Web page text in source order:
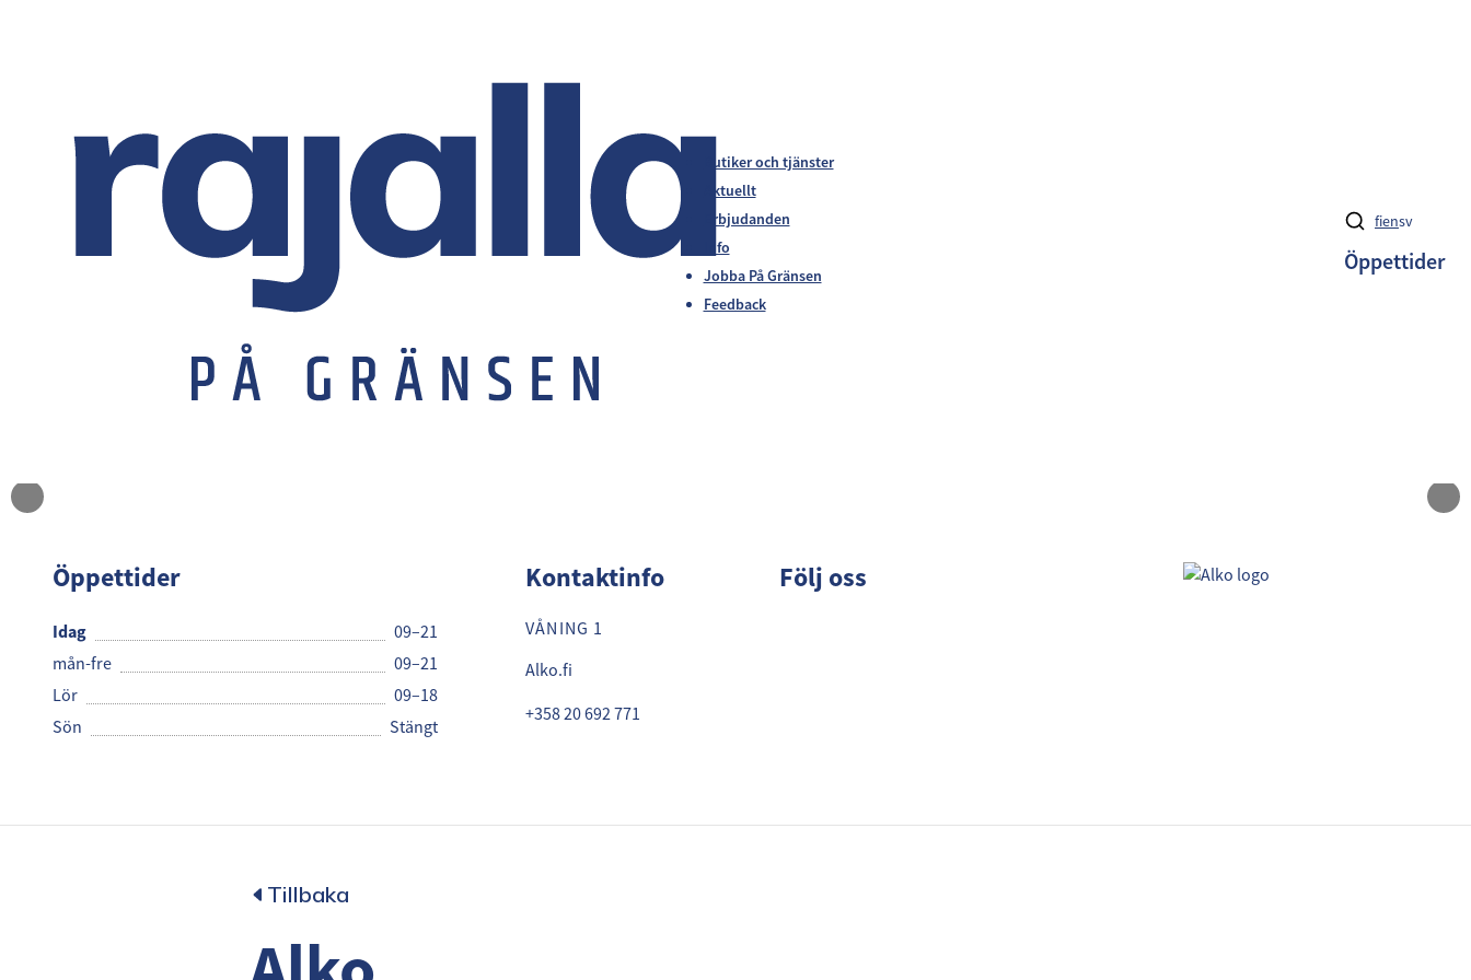
Butiker och tjänster
Aktuellt
Erbjudanden
Info
Jobba På Gränsen
Feedback
fiensv
Öppettider
Öppettider
Idag
09–21
mån-fre
09–21
Lör
09–18
Sön
Stängt
Kontaktinfo
VÅNING 1
Alko.fi
+358 20 692 771
Följ oss
Tillbaka